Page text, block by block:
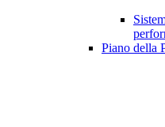
Piano della